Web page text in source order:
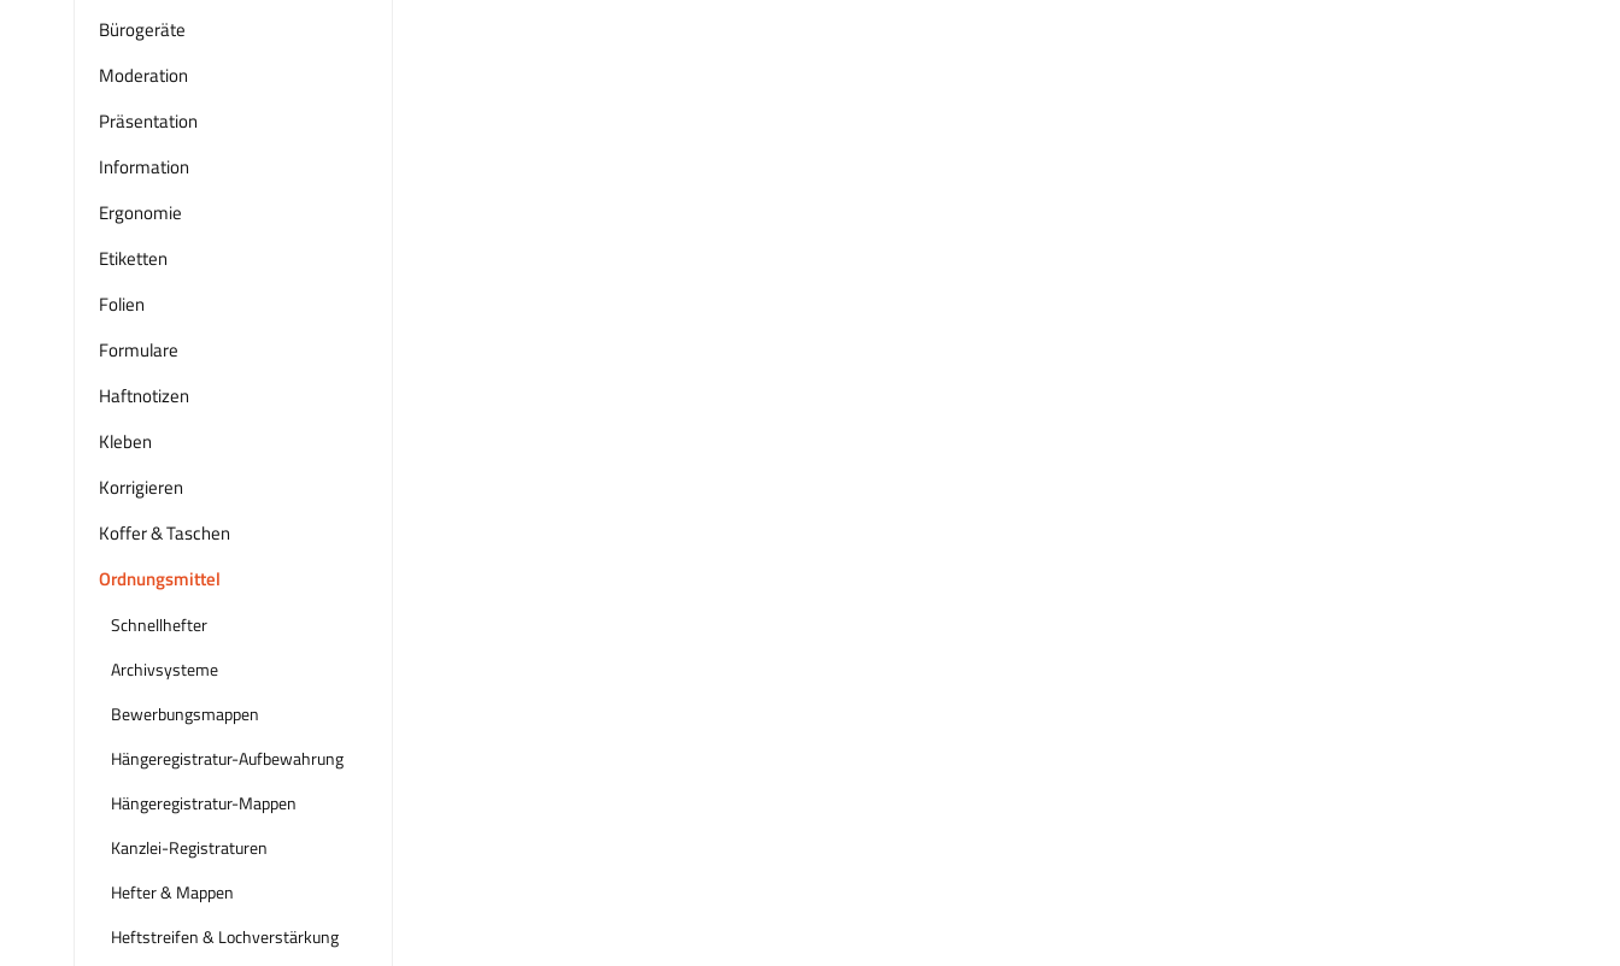
Bürogeräte
Moderation
Präsentation
Information
Ergonomie
Etiketten
Folien
Formulare
Haftnotizen
Kleben
Korrigieren
Koffer & Taschen
Ordnungsmittel
Schnellhefter
Archivsysteme
Bewerbungsmappen
Hängeregistratur-Aufbewahrung
Hängeregistratur-Mappen
Kanzlei-Registraturen
Hefter & Mappen
Heftstreifen & Lochverstärkung